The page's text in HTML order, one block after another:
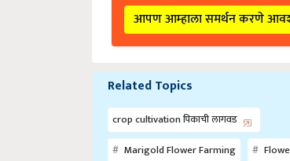
आपण आम्हाला समर्थन करणे
Related Topics
crop cultivation पिकाची लागवड
Marigold Flower Farming